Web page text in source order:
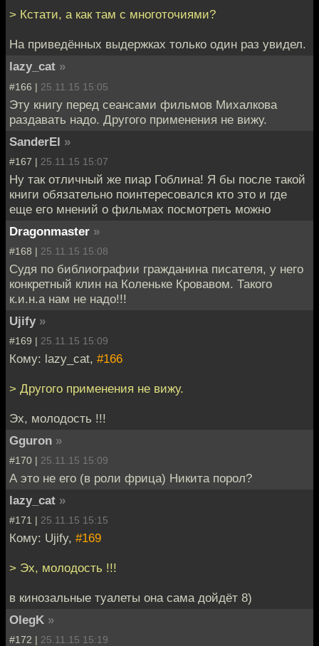
> Кстати, а как там с многоточиями?
На приведённых выдержках только один раз увидел.
lazy_cat »
#166 | 25.11.15 15:05
Эту книгу перед сеансами фильмов Михалкова
раздавать надо. Другого применения не вижу.
SanderEl »
#167 | 25.11.15 15:07
Ну так отличный же пиар Гоблина! Я бы после такой
книги обязательно поинтересовался кто это и где
еще его мнений о фильмах посмотреть можно
Dragonmaster »
#168 | 25.11.15 15:08
Судя по библиографии гражданина писателя, у него
конкретный клин на Коленьке Кровавом. Такого
к.и.н.а нам не надо!!!
Ujify »
#169 | 25.11.15 15:09
Кому: lazy_cat, #166
> Другого применения не вижу.
Эх, молодость !!!
Gguron »
#170 | 25.11.15 15:09
А это не его (в роли фрица) Никита порол?
lazy_cat »
#171 | 25.11.15 15:15
Кому: Ujify, #169
> Эх, молодость !!!
в кинозальные туалеты она сама дойдёт 8)
OlegK »
#172 | 25.11.15 15:19